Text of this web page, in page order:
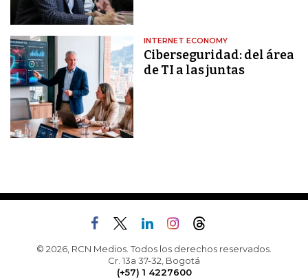
INTERNET ECONOMY
Ciberseguridad: del área
de TI a las juntas
© 2026, RCN Medios. Todos los derechos reservados.
Cr. 13a 37-32, Bogotá
(+57) 1 4227600